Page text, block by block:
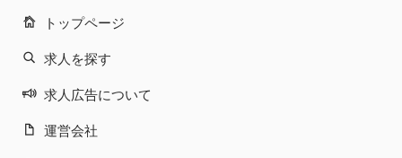
トップページ
求人を探す
求人広告について
運営会社